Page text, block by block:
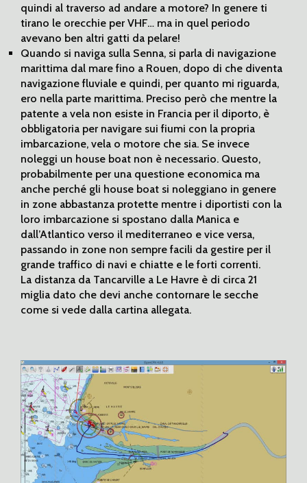
quindi al traverso ad andare a motore? In genere ti
tirano le orecchie per VHF… ma in quel periodo
avevano ben altri gatti da pelare!
Quando si naviga sulla Senna, si parla di navigazione
marittima dal mare fino a Rouen, dopo di che diventa
navigazione fluviale e quindi, per quanto mi riguarda,
ero nella parte marittima. Preciso però che mentre la
patente a vela non esiste in Francia per il diporto, è
obbligatoria per navigare sui fiumi con la propria
imbarcazione, vela o motore che sia. Se invece
noleggi un house boat non è necessario. Questo,
probabilmente per una questione economica ma
anche perché gli house boat si noleggiano in genere
in zone abbastanza protette mentre i diportisti con la
loro imbarcazione si spostano dalla Manica e
dall’Atlantico verso il mediterraneo e vice versa,
passando in zone non sempre facili da gestire per il
grande traffico di navi e chiatte e le forti correnti.
La distanza da Tancarville a Le Havre è di circa 21
miglia dato che devi anche contornare le secche
come si vede dalla cartina allegata.